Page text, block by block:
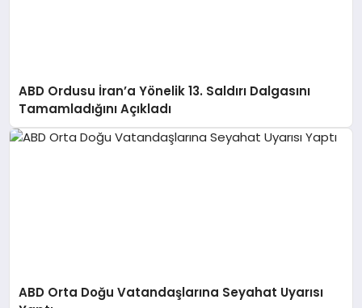
ABD Ordusu İran’a Yönelik 13. Saldırı Dalgasını
Tamamladığını Açıkladı
ABD Orta Doğu Vatandaşlarına Seyahat Uyarısı